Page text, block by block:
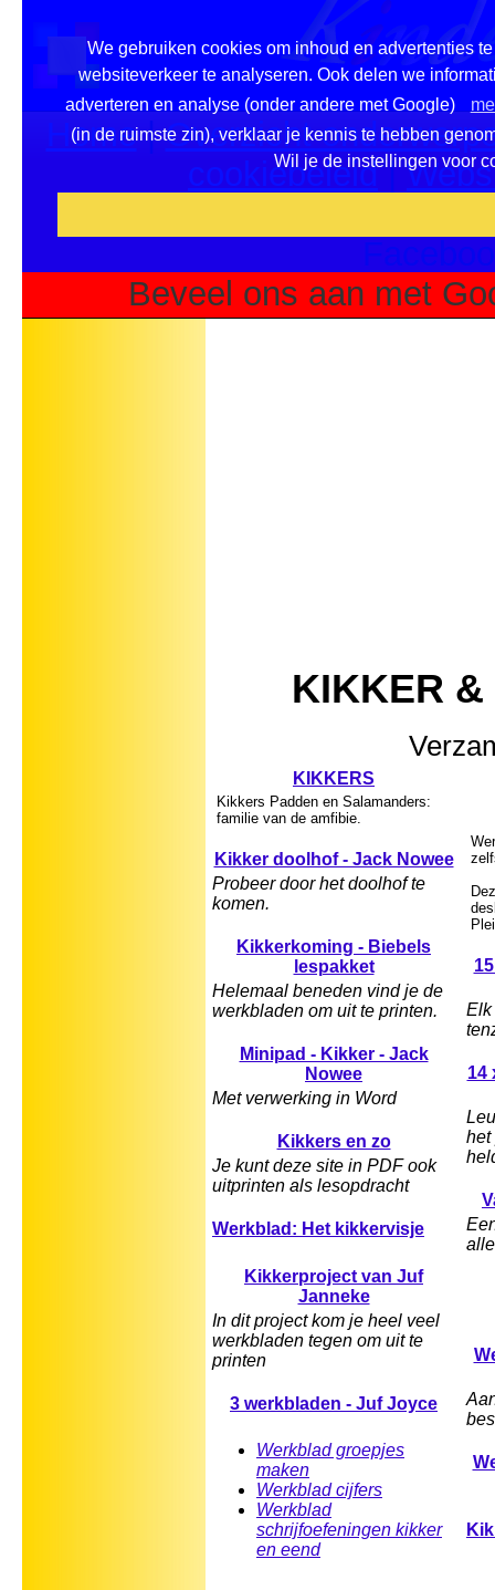
We gebruiken cookies om inhoud en advertenties
websiteverkeer te analyseren. Ook delen we
adverteren en analyse (onder andere met Google)
(in de ruimste zin), verklaar je kennis te hebben
Wil je de instellingen voor
Home|Overzicht
cookiebeleid|
Beveel ons aan met
KIKKER
KIKKERS
Kikkers Padden en Salamanders:
familie van de amfibie.
Kikker doolhof - Jack Nowee
Probeer door het doolhof te
komen.
Kikkerkoming - Biebels
lespakket
Helemaal beneden vind je de
werkbladen om uit te printen.
Minipad - Kikker - Jack
Nowee
Met verwerking in Word
Kikkers en zo
Je kunt deze site in PDF ook
uitprinten als lesopdracht
Werkblad: Het kikkervisje
Kikkerproject van Juf
Janneke
In dit project kom je heel veel
werkbladen tegen om uit te
printen
3 werkbladen - Juf Joyce
Werkblad groepjes
maken
Werkblad cijfers
Werkblad
schrijfoefeningen kikker
en eend
Elk
14
het